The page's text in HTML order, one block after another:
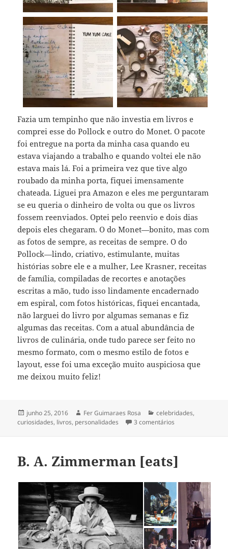
Fazia um tempinho que não investia em livros e
comprei esse do Pollock e outro do Monet. O pacote
foi entregue na porta da minha casa quando eu
estava viajando a trabalho e quando voltei ele não
estava mais lá. Foi a primeira vez que tive algo
roubado da minha porta, fiquei imensamente
chateada. Liguei pra Amazon e eles me perguntaram
se eu queria o dinheiro de volta ou que os livros
fossem reenviados. Optei pelo reenvio e dois dias
depois eles chegaram. O do Monet—bonito, mas com
as fotos de sempre, as receitas de sempre. O do
Pollock—lindo, criativo, estimulante, muitas
histórias sobre ele e a mulher, Lee Krasner, receitas
de família, compiladas de recortes e anotações
escritas a mão, tudo isso lindamente encadernado
em espiral, com fotos históricas, fiquei encantada,
não larguei do livro por algumas semanas e fiz
algumas das receitas. Com a atual abundância de
livros de culinária, onde tudo parece ser feito no
mesmo formato, com o mesmo estilo de fotos e
layout, esse foi uma exceção muito auspiciosa que
me deixou muito feliz!
Publicado
em
junho 25, 2016 Autor
Fer Guimaraes Rosa Categorias
celebridades,
curiosidades, livros, personalidades 3 comentários
B. A. Zimmerman [eats]